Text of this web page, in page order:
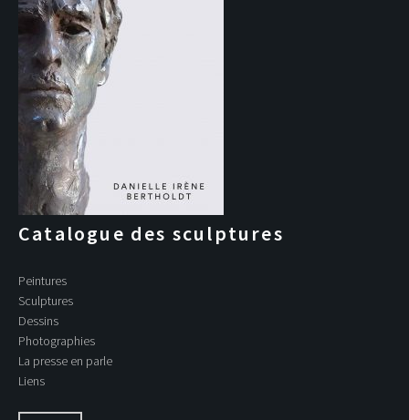
Catalogue des sculptures
Peintures
Sculptures
Dessins
Photographies
La presse en parle
Liens